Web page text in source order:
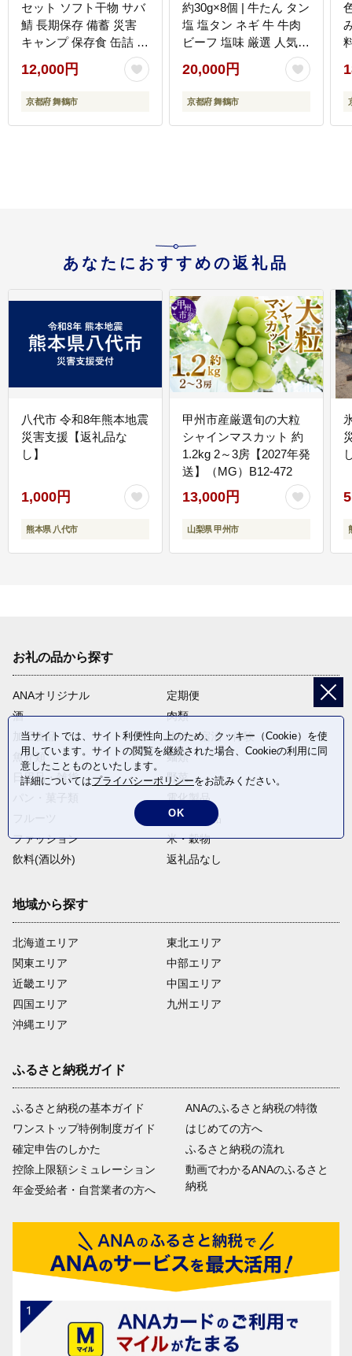
セット ソフト干物 サバ
鯖 長期保存 備蓄 災害
キャンプ 保存食 缶詰 魚
海鮮 シーフード 鯖缶 高
級缶
12,000円
京都府 舞鶴市
約30g×8個 | 牛たん タン
塩 塩タン ネギ 牛 牛肉
ビーフ 塩味 厳選 人気
焼肉 冷凍 小分け ギフト
贈答用 美味しい お勧め
おすすめ 熨斗 舞鶴市 京
20,000円
京都府 舞鶴市
あなたにおすすめの返礼品
八代市 令和8年熊本地震
災害支援【返礼品な
し】
1,000円
熊本県 八代市
甲州市産厳選旬の大粒
シャインマスカット 約
1.2kg 2～3房【2027年発
送】（MG）B12-472
13,000円
山梨県 甲州市
お礼の品から探す
ANAオリジナル
定期便
酒
肉類
加工食品
旅行・宿泊・体験
魚介類
麺類
日用品・雑貨
野菜
電化製品
卵・乳製品
ファッション
米・穀物
飲料(酒以外)
返礼品なし
地域から探す
北海道エリア
関東エリア
近畿エリア
四国エリア
沖縄エリア
東北エリア
中部エリア
中国エリア
九州エリア
ふるさと納税ガイド
ふるさと納税の基本ガイド
ワンストップ特例制度ガイド
確定申告のしかた
控除上限額シミュレーション
年金受給者・自営業者の方へ
ANAのふるさと納税の特徴
はじめての方へ
ふるさと納税の流れ
動画でわかるANAのふるさと
納税
当サイトでは、サイト利便性向上のため、クッキー（Cookie）を使
用しています。サイトの閲覧を継続された場合、Cookieの利用に同
意したことものといたします。
詳細についてはプライバシーポリシーをお読みください。
OK